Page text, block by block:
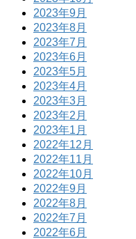
2023年9月
2023年8月
2023年7月
2023年6月
2023年5月
2023年4月
2023年3月
2023年2月
2023年1月
2022年12月
2022年11月
2022年10月
2022年9月
2022年8月
2022年7月
2022年6月